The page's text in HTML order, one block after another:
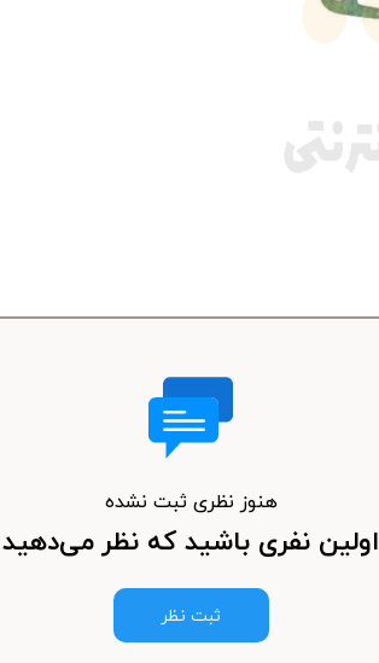
هنوز نظری ثبت نشده
اولین نفری باشید که نظر می‌دهید
ثبت نظر